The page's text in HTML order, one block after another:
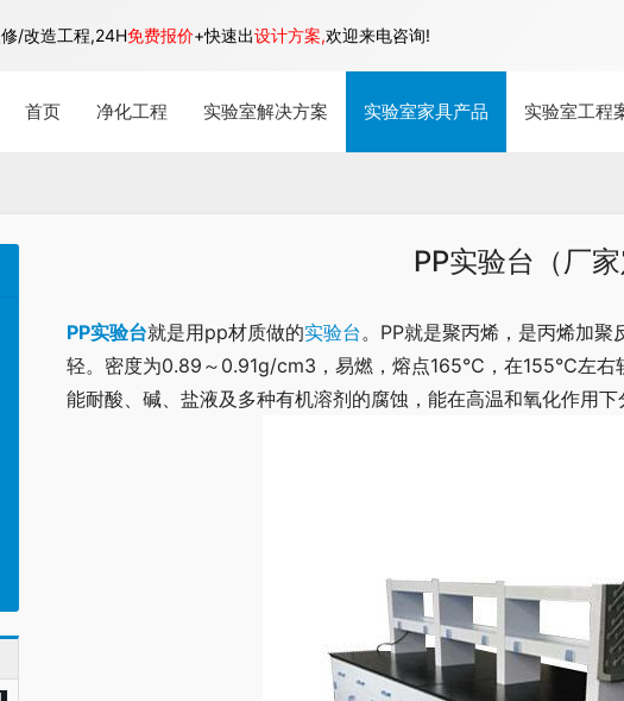
首页 净化工程 实验室解决方案 实验室家具产品 实验室工程
PP实验台（厂
PP实验台就是用pp材质做的实验台。PP就是聚丙烯，是丙烯加
轻。密度为0.89～0.91g/cm3，易燃，熔点165℃，在155℃左
能耐酸、碱、盐液及多种有机溶剂的腐蚀，能在高温和氧化作用下
/改造工程,24H免费报价+快速出设计方案,欢迎来电咨询!